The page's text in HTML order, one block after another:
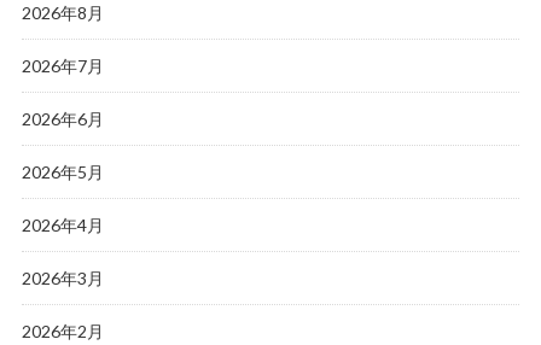
2026年8月
2026年7月
2026年6月
2026年5月
2026年4月
2026年3月
2026年2月